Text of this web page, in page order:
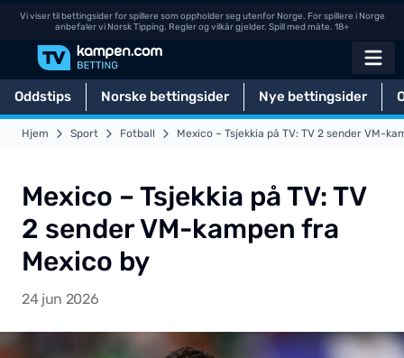
Vi viser til bettingsider for spillere som oppholder seg utenfor Norge. For spillere i Norge
anbefaler vi Norsk Tipping. Regler og vilkår gjelder. Spill med måte. 18+
Oddstips Norske bettingsider Nye bettingsider
Hjem Sport Fotball Mexico – Tsjekkia på TV: TV 2 sender VM-
Mexico – Tsjekkia på TV: TV
2 sender VM-kampen fra
Mexico by
24 jun 2026